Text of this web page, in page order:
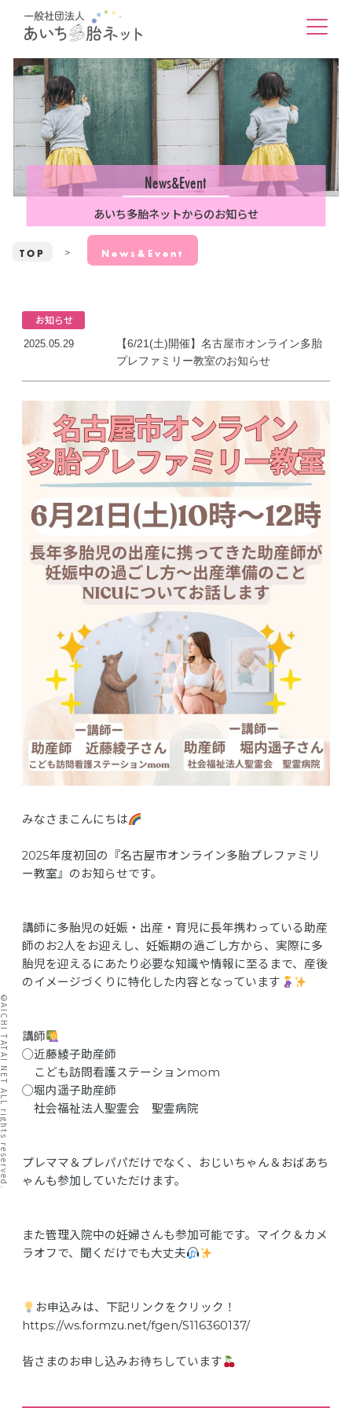
News&Event
あいち多胎ネットからのお知らせ
rights reserved.
TOP News&Event
お知らせ
2025.05.29
【6/21(土)開催】名古屋市オンライン多胎
プレファミリー教室のお知らせ
みなさまこんにちは
2025年度初回の『名古屋市オンライン多胎プレファミリ
ー教室』のお知らせです。
講師に多胎児の妊娠・出産・ 育児に長年携わっている助産
師のお2人をお迎えし、 妊娠期の過ごし方から、 実際に多
胎児を迎えるにあたり必要な知識や情報に至るまで、 産後
のイメージづくりに特化した内容となっています
講師
◯近藤綾子助産師
こども訪問看護ステーションmom
◯堀内遥子助産師
社会福祉法人聖霊会 聖霊病院
プレママ＆プレパパだけでなく、おじいちゃん＆ おばあち
ゃんも参加していただけます。
また管理入院中の妊婦さんも参加可能です。マイク＆ カメ
ラオフで、聞くだけでも大丈夫
お申込みは、下記リンクをクリック！
https://ws.formzu.net/fgen/S116360137/
皆さまのお申し込みお待ちしています